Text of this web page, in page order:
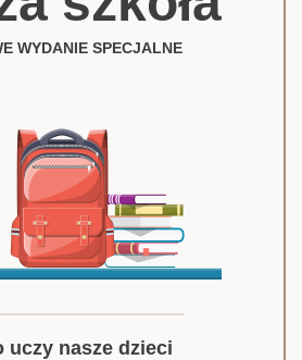
WYDANIE SPECJALNE
uczy nasze dzieci